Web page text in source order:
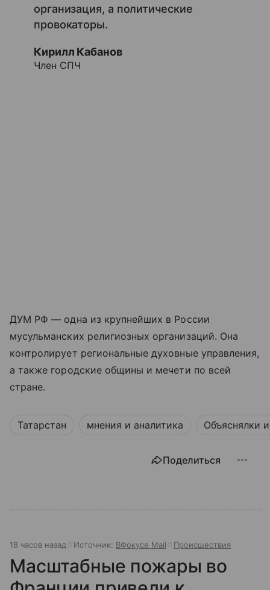
организация, а политические
провокаторы.
Кирилл Кабанов
Член СПЧ
ДУМ РФ — одна из крупнейших в России
мусульманских религиозных организаций. Она
контролирует региональные духовные управления,
а также городские общины и мечети по всей
стране.
Татарстан мнения и аналитика Объяснялки
Поделиться
18 часов назад Источник: ВФокусе Mail Происшествия
Масштабные пожары во